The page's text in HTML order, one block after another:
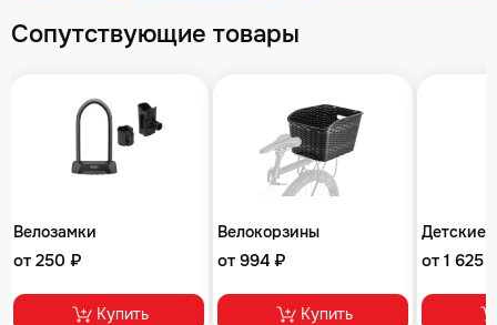
Сопутствующие товары
Велозамки
от 250 ₽
Купить
Велокорзины
от 994 ₽
Купить
Детские
от 1 625